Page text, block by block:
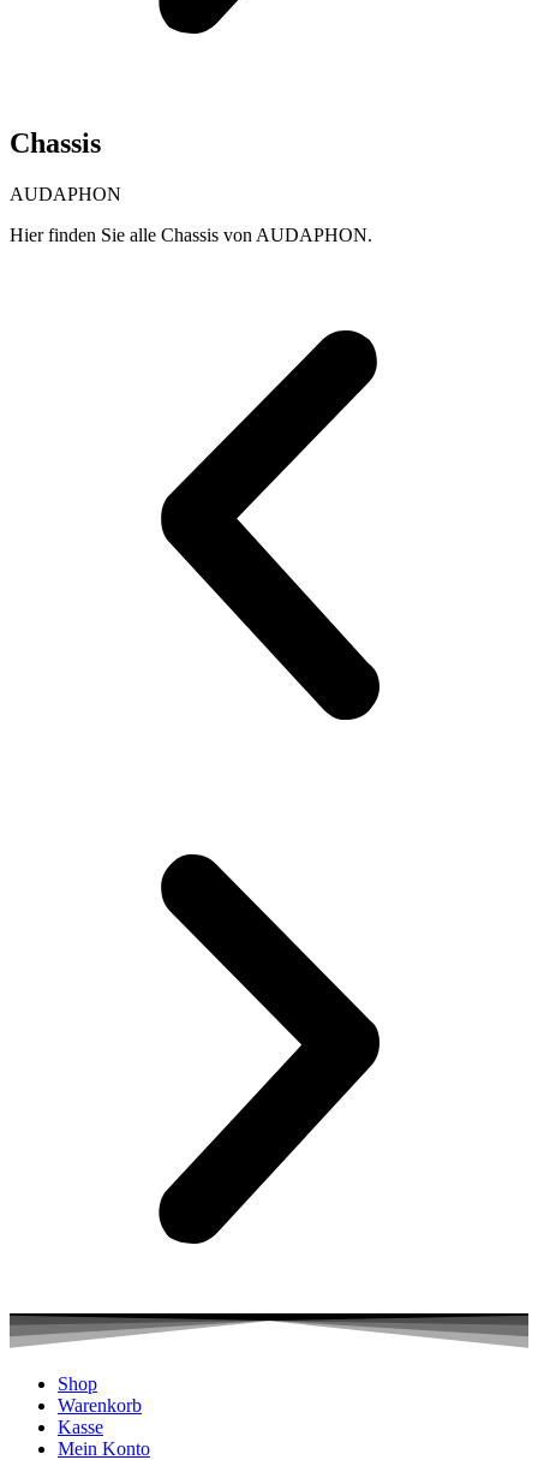
Chassis
AUDAPHON
Hier finden Sie alle Chassis von AUDAPHON.
Shop
Warenkorb
Kasse
Mein Konto